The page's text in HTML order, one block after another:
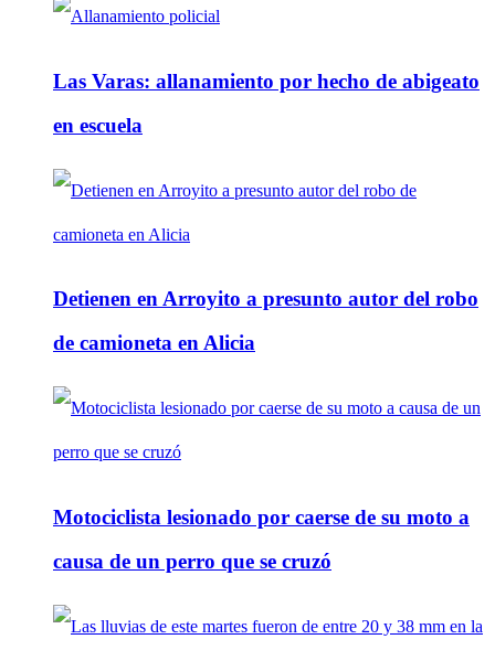
Las Varas: allanamiento por hecho de abigeato
en escuela
Detienen en Arroyito a presunto autor del robo
de camioneta en Alicia
Motociclista lesionado por caerse de su moto a
causa de un perro que se cruzó